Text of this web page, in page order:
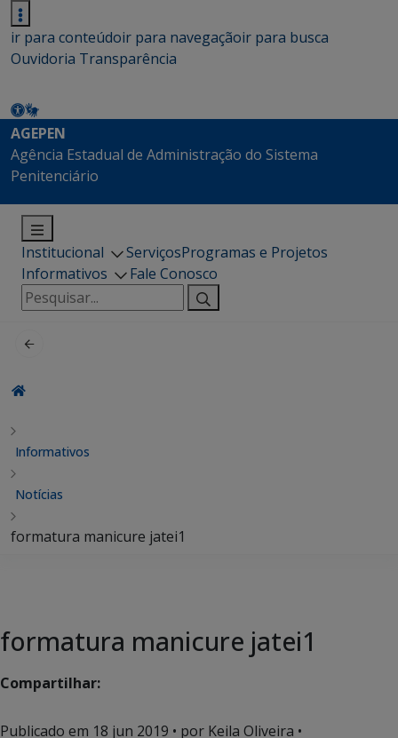
ir para conteúdoir para navegaçãoir para busca
Ouvidoria Transparência
AGEPEN
Agência Estadual de Administração do Sistema
Penitenciário
Institucional ServiçosProgramas e Projetos
Informativos
Fale Conosco
Pesquisar
por:
Informativos
Notícias
formatura manicure jatei1
formatura manicure jatei1
Compartilhar:
Publicado em 18 jun 2019 • por Keila Oliveira •